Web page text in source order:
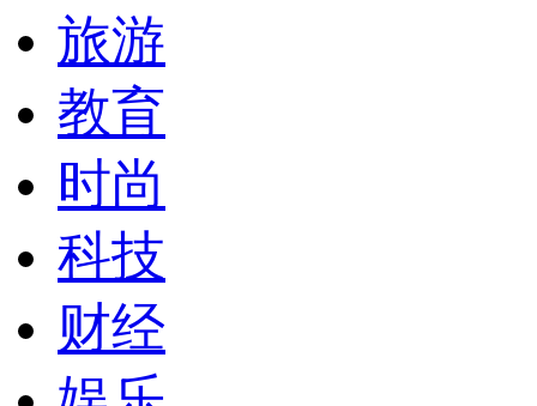
旅游
教育
时尚
科技
财经